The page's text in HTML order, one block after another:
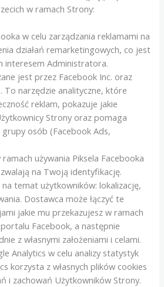
w ramach Strony:
w celu zarządzania reklamami na
działań remarketingowych, co jest
interesem Administratora.
jest przez Facebook Inc. oraz
To narzędzie analityczne, które
reklam, pokazuje jakie
Strony oraz pomaga
osób (Facebook Ads,
używania Piksela Facebooka
na Twoją identyfikację.
temat użytkowników: lokalizację,
Dostawca może łączyć te
jakie mu przekazujesz w ramach
Facebook, a następnie
z własnymi założeniami i celami.
Analytics w celu analizy statystyk
korzysta z własnych plików cookies
i zachowań Użytkowników Strony.